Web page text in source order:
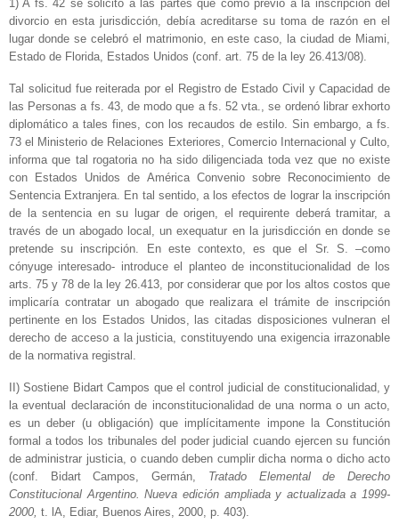
1) A fs. 42 se solicitó a las partes que como previo a la inscripción del
divorcio en esta jurisdicción, debía acreditarse su toma de razón en el
lugar donde se celebró el matrimonio, en este caso, la ciudad de Miami,
Estado de Florida, Estados Unidos (conf. art. 75 de la ley 26.413/08).
Tal solicitud fue reiterada por el Registro de Estado Civil y Capacidad de
las Personas a fs. 43, de modo que a fs. 52 vta., se ordenó librar exhorto
diplomático a tales fines, con los recaudos de estilo. Sin embargo, a fs.
73 el Ministerio de Relaciones Exteriores, Comercio Internacional y Culto,
informa que tal rogatoria no ha sido diligenciada toda vez que no existe
con Estados Unidos de América Convenio sobre Reconocimiento de
Sentencia Extranjera. En tal sentido, a los efectos de lograr la inscripción
de la sentencia en su lugar de origen, el requirente deberá tramitar, a
través de un abogado local, un exequatur en la jurisdicción en donde se
pretende su inscripción.­ En este contexto, es que el Sr. S. –como
cónyuge interesado- introduce el planteo de inconstitucionalidad de los
arts. 75 y 78 de la ley 26.413, por considerar que por los altos costos que
implicaría contratar un abogado que realizara el trámite de inscripción
pertinente en los Estados Unidos, las citadas disposiciones vulneran el
derecho de acceso a la justicia, constituyendo una exigencia irrazonable
de la normativa registral.­
II) Sostiene Bidart Campos que el control judicial de constitucionalidad, y
la eventual declaración de inconstitucionalidad de una norma o un acto,
es un deber (u obligación) que implícitamente impone la Constitución
formal a todos los tribunales del poder judicial cuando ejercen su función
de administrar justicia, o cuando deben cumplir dicha norma o dicho acto
(conf. Bidart Campos, Germán, Tratado Elemental de Derecho
Constitucional Argentino. Nueva edición ampliada y actualizada a 1999-
2000, t. lA, Ediar, Buenos Aires, 2000, p. 403).